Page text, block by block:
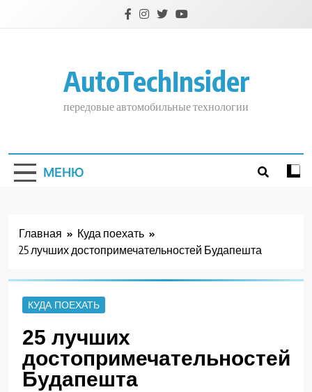
AutoTechInsider
передовые автомобильные технологии
МЕНЮ
Главная
Куда поехать
25 лучших достопримечательностей Будапешта
КУДА ПОЕХАТЬ
25 лучших
достопримечательностей
Будапешта